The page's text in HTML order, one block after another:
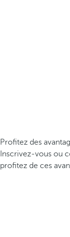
Profitez des
Inscrivez-vous ou
profitez de ces